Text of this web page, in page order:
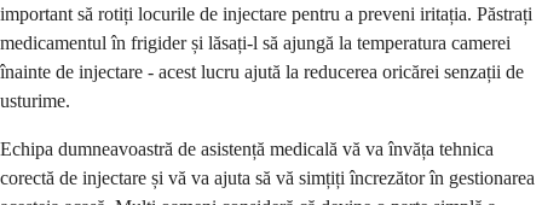
important să rotiți locurile de injectare pentru a preveni iritația. Păstrați
medicamentul în frigider și lăsați-l să ajungă la temperatura camerei
înainte de injectare - acest lucru ajută la reducerea oricărei senzații de
usturime.
Echipa dumneavoastră de asistență medicală vă va învăța tehnica
corectă de injectare și vă va ajuta să vă simțiți încrezător în gestionarea